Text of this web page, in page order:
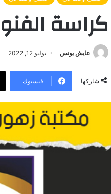
كراسة
عايش يونس يوليو 12, 2022
شاركها فيسبوك